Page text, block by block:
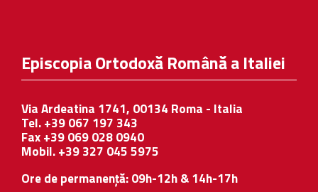
Episcopia Ortodoxă Română a Italiei
Via Ardeatina 1741, 00134 Roma - Italia
Tel. +39 067 197 343
Fax +39 069 028 0940
Mobil. +39 327 045 5975
Ore de permanență: 09h-12h & 14h-17h